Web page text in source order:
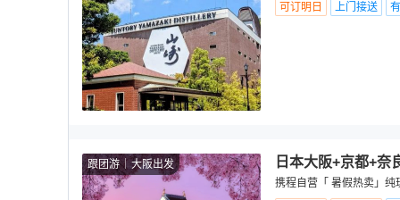
可订明日 上门接送
跟团游 大阪出发 日本大阪+京都+奈
携程自营「 暑假热卖」